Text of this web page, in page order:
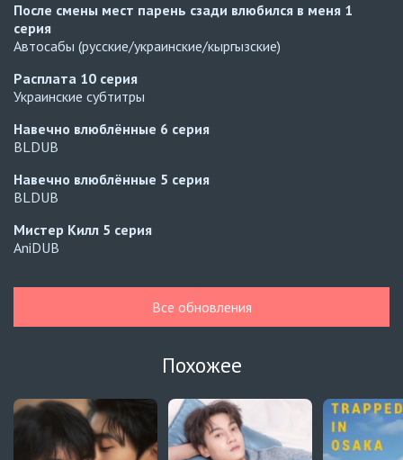
После смены мест парень сзади влюбился в меня 1
серия
Автосабы (русские/украинские/кыргызские)
Расплата 10 серия
Украинские субтитры
Навечно влюблённые 6 серия
BLDUB
Навечно влюблённые 5 серия
BLDUB
Мистер Килл 5 серия
AniDUB
Навечно влюблённые5 серия
UAFLIX (украинский)
Навечно влюблённые
3 серия
UAFLIX (украинский)
Все обновления
Похожее